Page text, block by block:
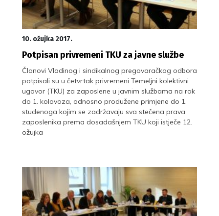
10. ožujka 2017.
Potpisan privremeni TKU za javne službe
Članovi Vladinog i sindikalnog pregovaračkog odbora
potpisali su u četvrtak privremeni Temeljni kolektivni
ugovor (TKU) za zaposlene u javnim službama na rok
do 1. kolovoza, odnosno produžene primjene do 1.
studenoga kojim se zadržavaju sva stečena prava
zaposlenika prema dosadašnjem TKU koji istječe 12.
ožujka